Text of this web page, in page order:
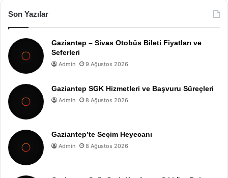
Son Yazılar
Gaziantep – Sivas Otobüs Bileti Fiyatları ve
Seferleri
Admin 9 Ağustos 2026
Gaziantep SGK Hizmetleri ve Başvuru Süreçleri
Admin 8 Ağustos 2026
Gaziantep’te Seçim Heyecanı
Admin 8 Ağustos 2026